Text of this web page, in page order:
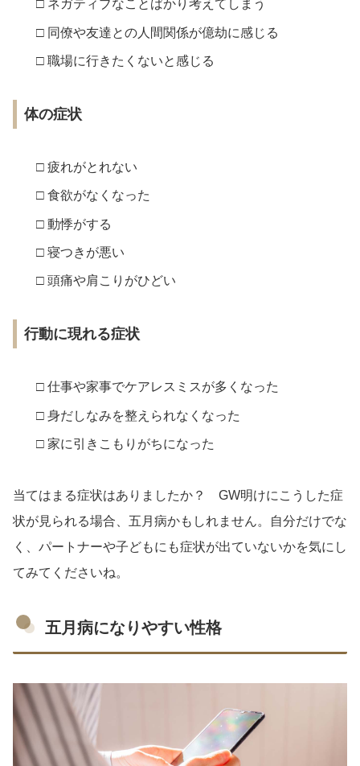
□ ネガティブなことばかり考えてしまう
□ 同僚や友達との人間関係が億劫に感じる
□ 職場に行きたくないと感じる
体の症状
□ 疲れがとれない
□ 食欲がなくなった
□ 動悸がする
□ 寝つきが悪い
□ 頭痛や肩こりがひどい
行動に現れる症状
□ 仕事や家事でケアレスミスが多くなった
□ 身だしなみを整えられなくなった
□ 家に引きこもりがちになった
当てはまる症状はありましたか？ GW明けにこうした症
状が見られる場合、五月病かもしれません。自分だけでな
く、パートナーや子どもにも症状が出ていないかを気にし
てみてくださいね。
五月病になりやすい性格